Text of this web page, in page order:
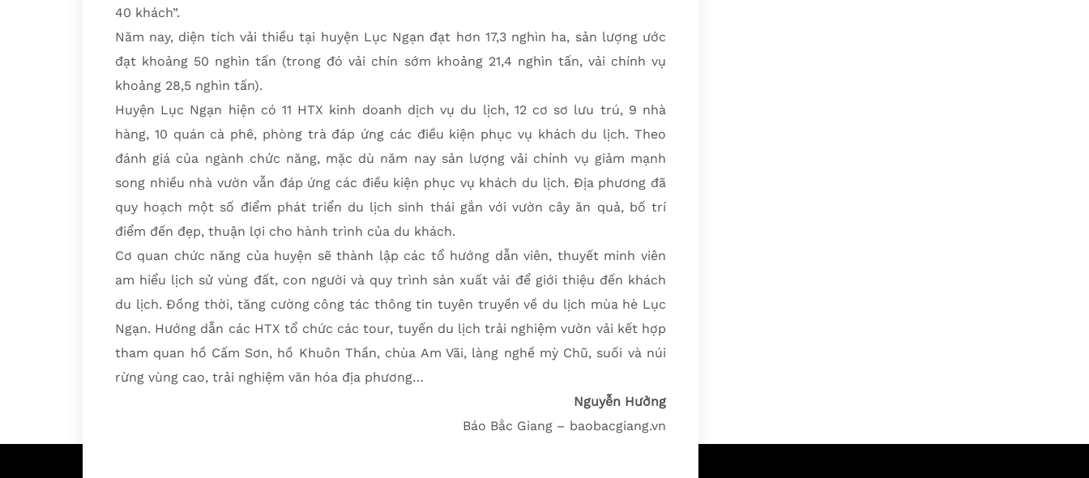
40 khách”.
Năm nay, diện tích vải thiều tại huyện Lục Ngạn đạt hơn 17,3 nghìn ha, sản lượng ước
đạt khoảng 50 nghìn tấn (trong đó vải chín sớm khoảng 21,4 nghìn tấn, vải chính vụ
khoảng 28,5 nghìn tấn).
Huyện Lục Ngạn hiện có 11 HTX kinh doanh dịch vụ du lịch, 12 cơ sơ lưu trú, 9 nhà
hàng, 10 quán cà phê, phòng trà đáp ứng các điều kiện phục vụ khách du lịch. Theo
đánh giá của ngành chức năng, mặc dù năm nay sản lượng vải chính vụ giảm mạnh
song nhiều nhà vườn vẫn đáp ứng các điều kiện phục vụ khách du lịch. Địa phương đã
quy hoạch một số điểm phát triển du lịch sinh thái gắn với vườn cây ăn quả, bố trí
điểm đến đẹp, thuận lợi cho hành trình của du khách.
Cơ quan chức năng của huyện sẽ thành lập các tổ hướng dẫn viên, thuyết minh viên
am hiểu lịch sử vùng đất, con người và quy trình sản xuất vải để giới thiệu đến khách
du lịch. Đồng thời, tăng cường công tác thông tin tuyên truyền về du lịch mùa hè Lục
Ngạn. Hướng dẫn các HTX tổ chức các tour, tuyến du lịch trải nghiệm vườn vải kết hợp
tham quan hồ Cấm Sơn, hồ Khuôn Thần, chùa Am Vãi, làng nghề mỳ Chũ, suối và núi
rừng vùng cao, trải nghiệm văn hóa địa phương…
Nguyễn Hưởng
Báo Bắc Giang – baobacgiang.vn